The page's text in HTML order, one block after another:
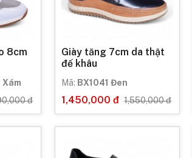
8cm
đ
Giày tăng 7cm da thật
đế khâu
Mã: BX1041 Đen
1,450,000 đ 1,550,000 đ